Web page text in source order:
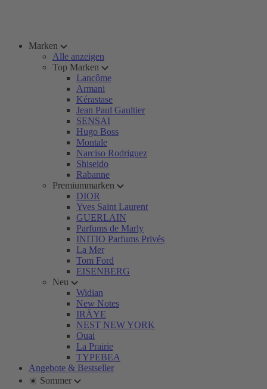
Marken
Alle anzeigen
Top Marken
Lancôme
Armani
Kérastase
Jean Paul Gaultier
SENSAI
Hugo Boss
Montale
Narciso Rodriguez
Shiseido
Rabanne
Premiummarken
DIOR
Yves Saint Laurent
GUERLAIN
Parfums de Marly
INITIO Parfums Privés
La Mer
Tom Ford
EISENBERG
Neu
Widian
New Notes
IRÄYE
NEST NEW YORK
Ouai
La Prairie
TYPEBEA
Angebote & Bestseller
☀️ Sommer